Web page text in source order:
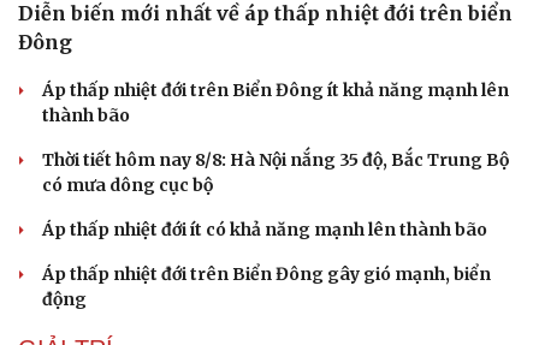
Diễn biến mới nhất về áp thấp nhiệt đới trên biển
Đông
Áp thấp nhiệt đới trên Biển Đông ít khả năng mạnh lên
thành bão
Thời tiết hôm nay 8/8: Hà Nội nắng 35 độ, Bắc Trung Bộ
có mưa dông cục bộ
Áp thấp nhiệt đới ít có khả năng mạnh lên thành bão
Áp thấp nhiệt đới trên Biển Đông gây gió mạnh, biển
động